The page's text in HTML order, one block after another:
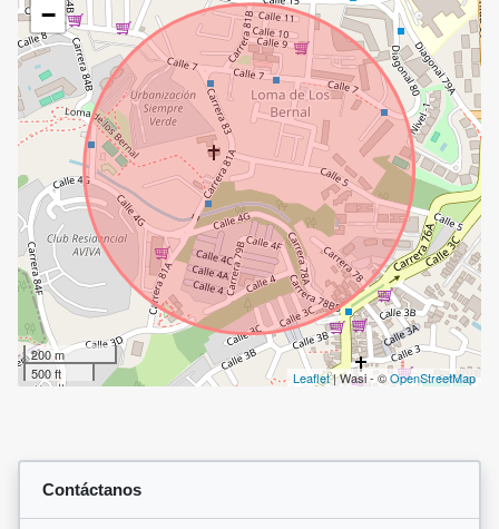
−
200 m
500 ft
Leaflet| Wasi - ©OpenStreetMap
Contáctanos